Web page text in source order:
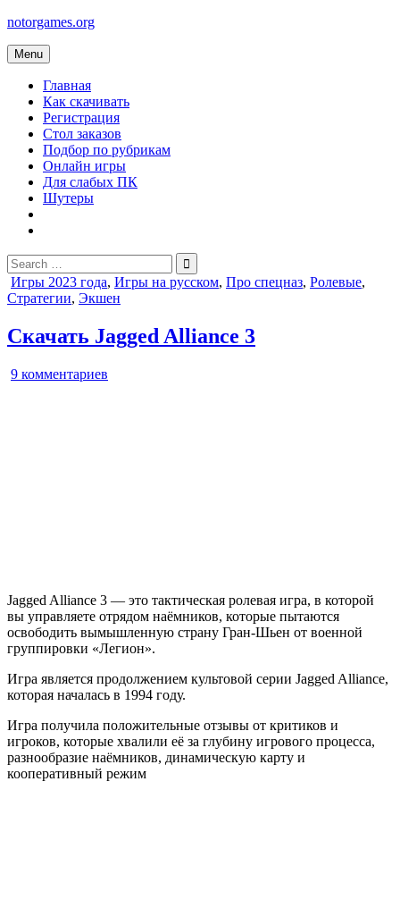
Skip
content
notorgames.org
Menu
Главная
Как скачивать
Регистрация
Стол заказов
Подбор по рубрикам
Онлайн игры
Для слабых ПК
Шутеры
Search
for:
Posted
in
Игры 2023 года, Игры на русском, Про спецназ, Ролевые,
Стратегии, Экшен
Скачать Jagged Alliance 3
9 комментариев
Jagged Alliance 3 — это тактическая ролевая игра, в которой
вы управляете отрядом наёмников, которые пытаются
освободить вымышленную страну Гран-Шьен от военной
группировки «Легион».
Игра является продолжением культовой серии Jagged Alliance,
которая началась в 1994 году.
Игра получила положительные отзывы от критиков и
игроков, которые хвалили её за глубину игрового процесса,
разнообразие наёмников, динамическую карту и
кооперативный режим